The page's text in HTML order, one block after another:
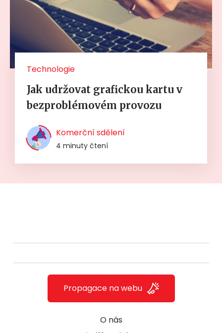
Technologie
Jak udržovat grafickou kartu v
bezproblémovém provozu
Komerční sdělení
4 minuty čtení
O nás
Propagace na webu